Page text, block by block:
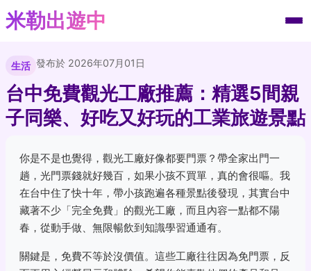
米勒出遊中
生活 發布於 2026年07月01日
台中免費觀光工廠推薦：精選5間親
子同樂、好吃又好玩的工業旅遊景點
你是不是也覺得，觀光工廠好像都要門票？帶全家出門一
趟，光門票錢就好幾百，如果小孩不買單，真的會很嘔。我
在台中住了快十年，帶小孩跑遍各種景點後發現，其實台中
藏著不少「完全免費」的觀光工廠，而且內容一點都不陽
春，從動手做、無限暢飲到知識學習通通有。
關鍵是，免費不等於沒價值。這些工廠往往因為免門票，反